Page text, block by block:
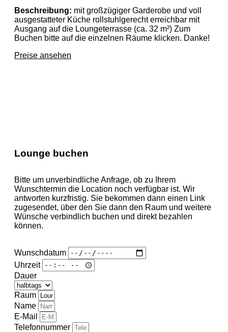
Beschreibung: mit großzügiger Garderobe und voll
ausgestatteter Küche rollstuhlgerecht erreichbar mit
Ausgang auf die Loungeterrasse (ca. 32 m²) Zum
Buchen bitte auf die einzelnen Räume klicken. Danke!
Preise ansehen
Lounge buchen
Bitte um unverbindliche Anfrage, ob zu Ihrem
Wunschtermin die Location noch verfügbar ist. Wir
antworten kurzfristig. Sie bekommen dann einen Link
zugesendet, über den Sie dann den Raum und weitere
Wünsche verbindlich buchen und direkt bezahlen
können.
Wunschdatum
Uhrzeit
Dauer
Raum
Name
E-Mail
Telefonnummer